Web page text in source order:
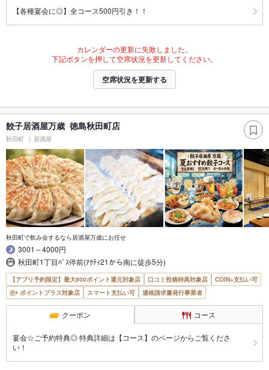
【各種宴会に◎】全コース500円引き！！
カレンダーの更新に失敗しました。
下記ボタンを押して空席状況を更新してください。
空席状況を更新する
餃子居酒屋万歳 徳島秋田町店
秋田町 居酒屋
秋田町で飲み会するなら居酒屋万歳にお任せ
3001～4000円
秋田町1丁目ﾊﾞｽ停前(ｱｸﾃｨ21から南に徒歩5分)
【アプリ予約限定】最大800ポイント還元対象店 口コミ投稿特典対象店
COIN+支払い可
ポイントプラス対象店
スマート支払い可 適格請求書発行事業者
クーポン コース
宴会☆ご予約特典◎ 特典詳細は【コース】のページからご覧くださ
い！